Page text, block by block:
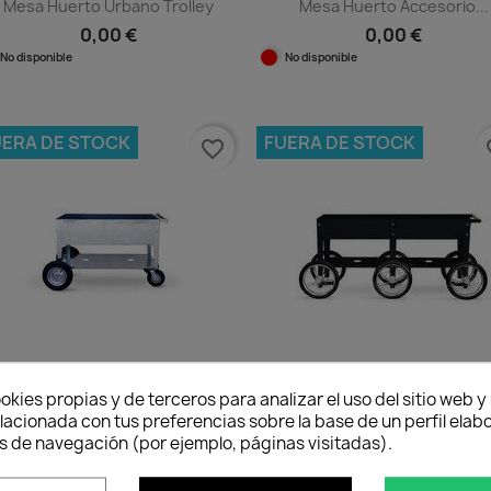
Mesa Huerto Urbano Trolley
0,00 €
No disponible
Mesa Huerto Accesorio...
0,00 €
No disponible
Huerto Urbano Trolley Swivel
0,00 €
DE STOCK favorite_border
Huerto Urbano Trolley
0,00 €
FUERA DE STOCK
propias y de terceros para analizar el uso del sitio web
con tus preferencias sobre la base de un perfil
de navegación (por ejemplo, páginas visitadas).